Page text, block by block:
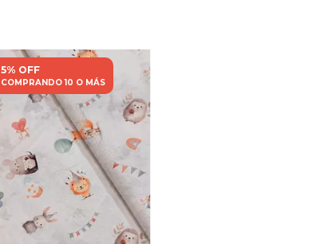
5% OFF
COMPRANDO 10 O MÁS